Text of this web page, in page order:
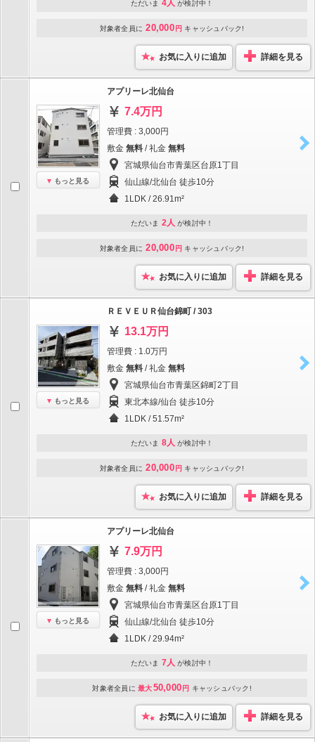
ただいま 4人 が検討中！
対象者全員に 20,000 円 キャッシュバック!
お気に入りに追加 詳細を見る
もっと見る
アプリーレ北仙台
7.4万円
管理費 : 3,000円
敷金 無料 / 礼金 無料
宮城県仙台市青葉区台原1丁目
仙山線/北仙台 徒歩10分
1LDK / 26.91m²
ただいま 2人 が検討中！
対象者全員に 20,000 円 キャッシュバック!
お気に入りに追加 詳細を見る
もっと見る
ＲＥＶＥＵＲ仙台錦町 / 303
13.1万円
管理費 : 1.0万円
敷金 無料 / 礼金 無料
宮城県仙台市青葉区錦町2丁目
東北本線/仙台 徒歩10分
1LDK / 51.57m²
ただいま 8人 が検討中！
対象者全員に 20,000 円 キャッシュバック!
お気に入りに追加 詳細を見る
もっと見る
アプリーレ北仙台
7.9万円
管理費 : 3,000円
敷金 無料 / 礼金 無料
宮城県仙台市青葉区台原1丁目
仙山線/北仙台 徒歩10分
1LDK / 29.94m²
ただいま 7人 が検討中！
対象者全員に 最大50,000 円 キャッシュバック!
お気に入りに追加 詳細を見る